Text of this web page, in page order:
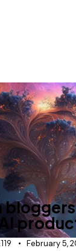
MODERN
February 5,